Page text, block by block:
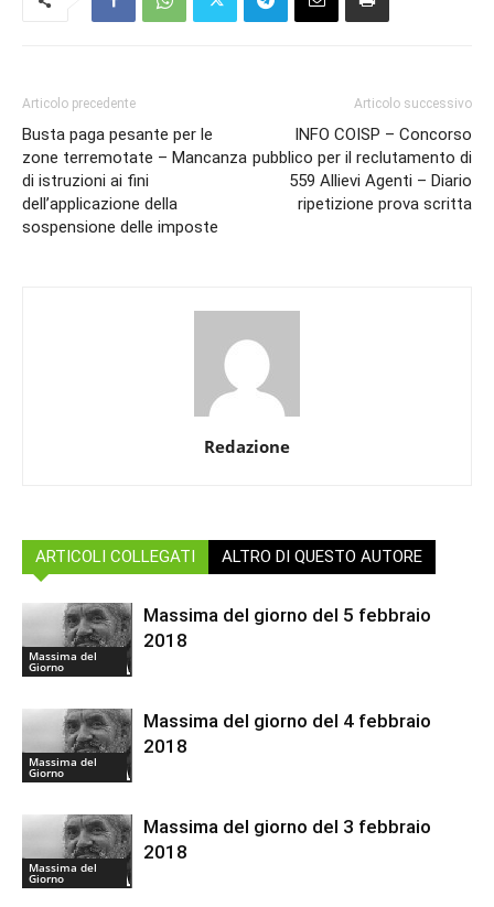
Articolo precedente
Busta paga pesante per le
zone terremotate – Mancanza
di istruzioni ai fini
dell’applicazione della
sospensione delle imposte
Articolo successivo
INFO COISP – Concorso
pubblico per il reclutamento di
559 Allievi Agenti – Diario
ripetizione prova scritta
Redazione
ARTICOLI COLLEGATI ALTRO DI QUESTO AUTORE
Massima del
Giorno
Massima del giorno del 5 febbraio
2018
Massima del
Giorno
Massima del giorno del 4 febbraio
2018
Massima del
Giorno
Massima del giorno del 3 febbraio
2018